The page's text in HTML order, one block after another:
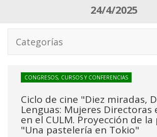
24/4/2025
Categorías
CONGRESOS, CURSOS Y CONFERENCIAS
Ciclo de cine "Diez miradas,
Lenguas: Mujeres Directoras
en el CULM. Proyección de la
"Una pastelería en Tokio"